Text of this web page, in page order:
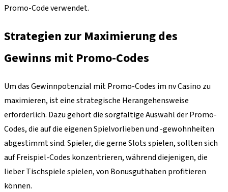
Promo-Code verwendet.
Strategien zur Maximierung des
Gewinns mit Promo-Codes
Um das Gewinnpotenzial mit Promo-Codes im nv Casino zu
maximieren, ist eine strategische Herangehensweise
erforderlich. Dazu gehört die sorgfältige Auswahl der Promo-
Codes, die auf die eigenen Spielvorlieben und -gewohnheiten
abgestimmt sind. Spieler, die gerne Slots spielen, sollten sich
auf Freispiel-Codes konzentrieren, während diejenigen, die
lieber Tischspiele spielen, von Bonusguthaben profitieren
können.